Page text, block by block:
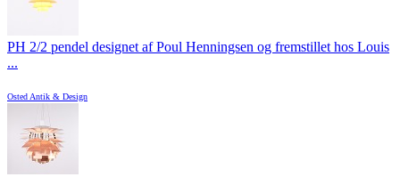
PH 2/2 pendel designet af Poul Henningsen og fremstillet hos Louis
...
Osted Antik & Design